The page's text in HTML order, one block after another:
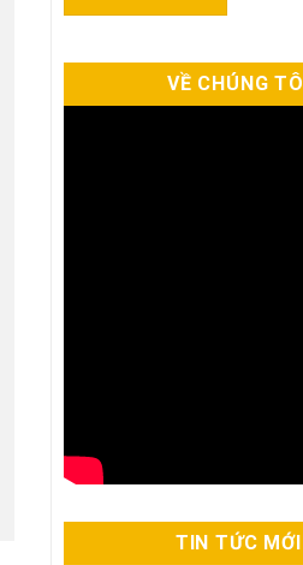
VỀ CHÚNG TÔI
TIN TỨC MỚI